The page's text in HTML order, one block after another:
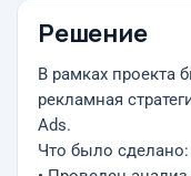
Решение
В рамках проекта
рекламная
Ads.
Что было сделано: